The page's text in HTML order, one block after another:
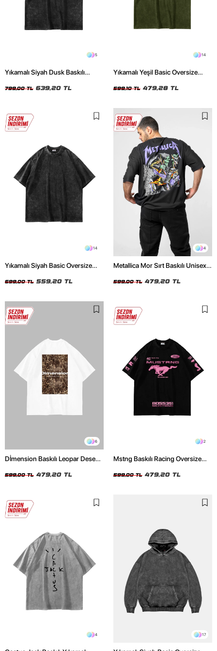
5
Yıkamalı Siyah Dusk Baskılı
799,00 TL 639,20 TL
14
Yıkamalı Yeşil Basic Oversize
599,10 TL 479,28 TL
14
Yıkamalı Siyah Basic Oversize
699,00 TL 559,20 TL
4
Metallica Mor Sırt Baskılı Unisex
599,00 TL 479,20 TL
6
Dİmension Baskılı Leopar Desenli
Tshirt
599,00 TL 479,20 TL
2
Mstng Baskılı Racing Oversize
599,00 TL 479,20 TL
4 17